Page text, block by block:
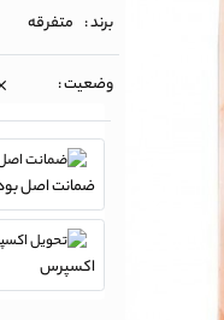
برند : متفرقه
وضعیت :
ضمانت اصل
اکسپرس